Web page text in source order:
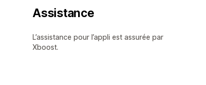
Assistance
L’assistance pour l’appli est assurée par
Xboost.